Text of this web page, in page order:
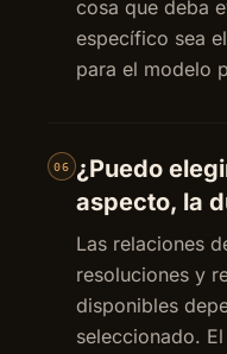
cosa que deba
específico sea
para el modelo
06
¿Puedo
aspecto, la
Las relaciones
resoluciones y
disponibles
seleccionado.